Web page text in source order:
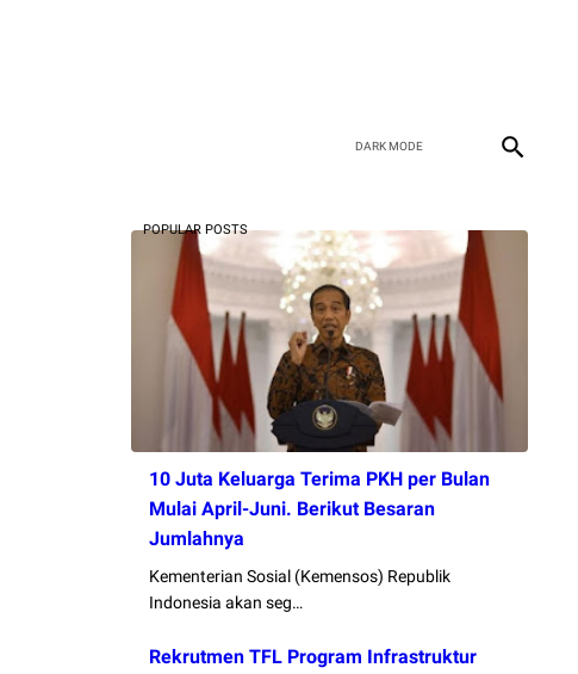
POPULAR POSTS
10 Juta Keluarga Terima PKH per Bulan
Mulai April-Juni. Berikut Besaran
Jumlahnya
Kementerian Sosial (Kemensos) Republik
Indonesia akan seg…
Rekrutmen TFL Program Infrastruktur